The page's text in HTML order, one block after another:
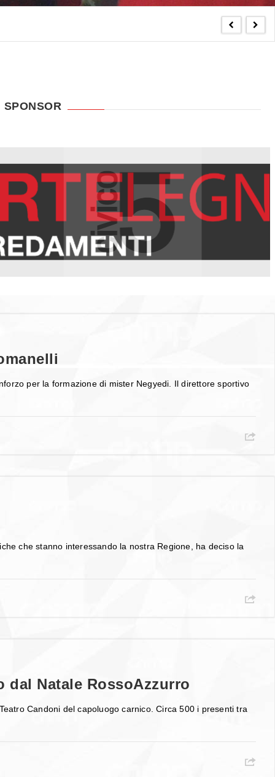
SPONSOR
per la formazione di mister Negyedi. Il direttore sportivo
che stanno interessando la nostra Regione, ha deciso la
dal Natale RossoAzzurro
Candoni del capoluogo carnico. Circa 500 i presenti tra